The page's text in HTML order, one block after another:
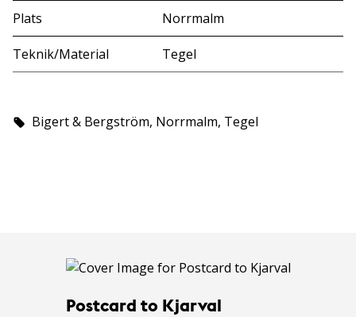
Plats Norrmalm
Teknik/Material Tegel
Bigert & Bergström, Norrmalm, Tegel
Postcard to Kjarval